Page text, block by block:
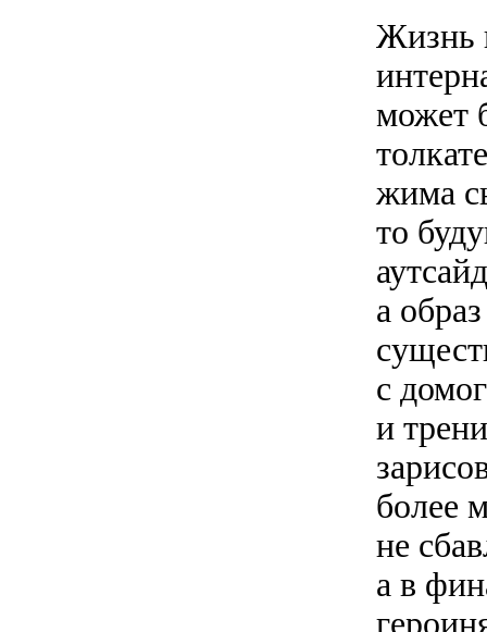
Жизнь
может
жима
то
а
с
и
более
не
а в